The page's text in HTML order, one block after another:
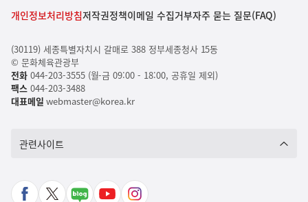
개인정보처리방침저작권정책이메일 수집거부자주 묻는 질문(FAQ)
(30119) 세종특별자치시 갈매로 388 정부세종청사 15동
© 문화체육관광부
전화044-203-3555 (월-금 09:00 - 18:00, 공휴일 제외)
팩스044-203-3488
대표메일 webmaster@korea.kr
관련사이트